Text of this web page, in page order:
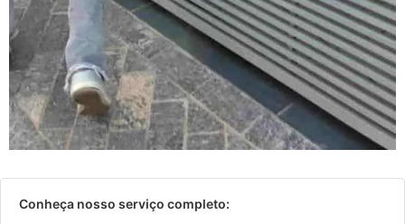
Conheça nosso serviço completo: